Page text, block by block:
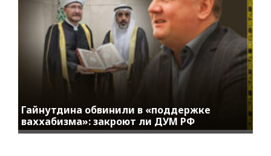
Гайнутдина обвинили в «поддержке
ваххабизма»: закроют ли ДУМ РФ